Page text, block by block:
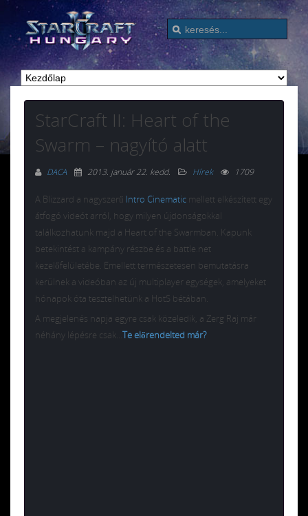
StarCraft II: Heart of the
Swarm – nagyító alatt
DACA 2013. január 22. kedd. Hírek 1709
A Blizzard a nagyszerű Intro Cinematic mellett elkészített egy
átfogó videót arról, hogy milyen újdonságokkal
találkozhatunk majd a Heart of the Swarmban. Kapunk
betekintést a kampány részbe és a battle.net
kezelőfelületébe. Emellett természetesen bemutatásra
kerülnek a videóban az új multiplayer egységek, amelyeket
hónapok óta tesztelhetünk a HotS bétában.
A megjelenés napja egyre csak közeledik, a Zerg Raj már
néhány lépésre csak… Te előrendelted már?